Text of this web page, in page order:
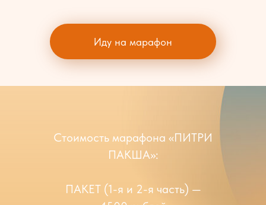
Иду на марафон
Стоимость марафона «ПИТРИ
ПАКША»:
ПАКЕТ (1-я и 2-я часть) —